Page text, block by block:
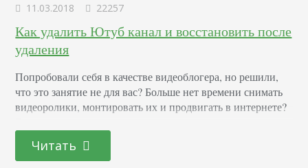
11.03.2018 22257
Как удалить Ютуб канал и восстановить после
удаления
Попробовали себя в качестве видеоблогера, но решили,
что это занятие не для вас? Больше нет времени снимать
видеоролики, монтировать их и продвигать в интернете?
разберем подробную инструкцию, а также рассмотрим
Читать